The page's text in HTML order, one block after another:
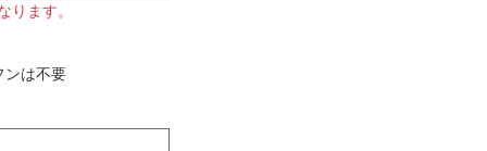
ります。
は不要